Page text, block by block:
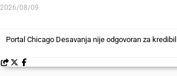
Portal Chicago Desavanja nije odgovoran za
2026/08/09